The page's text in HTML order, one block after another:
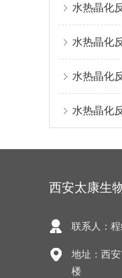
水热晶化
水热晶化
水热晶化
西安太康生
联系人：
地址：西
楼